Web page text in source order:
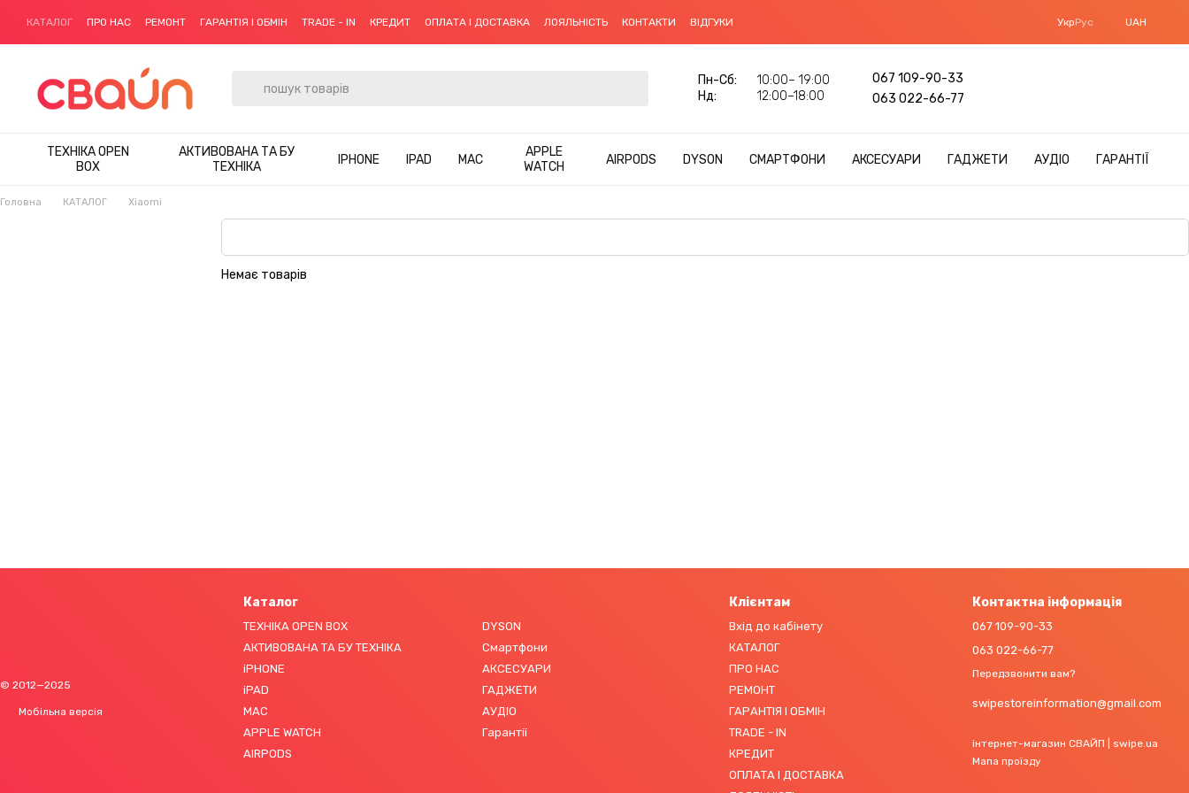
КАТАЛОГ ПРО НАС РЕМОНТ ГАРАНТІЯ І ОБМІН TRADE - IN КРЕДИТ ОПЛАТА І ДОСТАВКА ЛОЯЛЬНІСТЬ КОНТАКТИ ВІДГУКИ УкрРус UAH
Пн-Cб:
10:00– 19:00
Нд:
12:00–18:00
067 109-90-33
063 022-66-77
ТЕХНІКА OPEN
BOX
АКТИВОВАНА ТА БУ
ТЕХНІКА
IPHONE IPAD MAC
APPLE
WATCH
AIRPODS DYSON СМАРТФОНИ АКСЕСУАРИ ГАДЖЕТИ АУДІО ГАРАНТІЇ
Головна КАТАЛОГ Xiaomi
Немає товарів
© 2012—2025
Мобільна версія
Каталог
ТЕХНІКА OPEN BOX
АКТИВОВАНА ТА БУ ТЕХНІКА
iPHONE
iPAD
MAC
APPLE WATCH
AIRPODS
DYSON
Смартфони
АКСЕСУАРИ
ГАДЖЕТИ
АУДІО
Гарантії
Клієнтам
Вхід до кабінету
КАТАЛОГ
ПРО НАС
РЕМОНТ
ГАРАНТІЯ І ОБМІН
TRADE - IN
КРЕДИТ
ОПЛАТА І ДОСТАВКА
Контактна інформація
067 109-90-33
063 022-66-77
Передзвонити вам?
swipestoreinformation@gmail.com
інтернет-магазин СВАЙП | swipe.ua
Мапа проїзду